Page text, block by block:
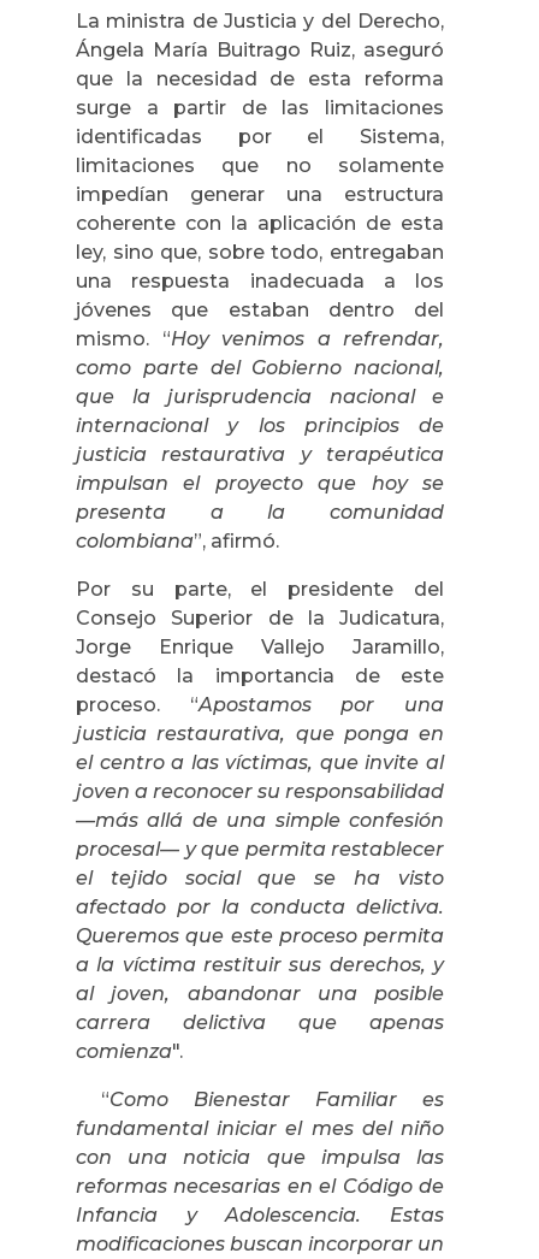
La ministra de Justicia y del Derecho,
Ángela María Buitrago Ruiz, aseguró
que la necesidad de esta reforma
surge a partir de las limitaciones
identificadas por el Sistema,
limitaciones que no solamente
impedían generar una estructura
coherente con la aplicación de esta
ley, sino que, sobre todo, entregaban
una respuesta inadecuada a los
jóvenes que estaban dentro del
mismo. “Hoy venimos a refrendar,
como parte del Gobierno nacional,
que la jurisprudencia nacional e
internacional y los principios de
justicia restaurativa y terapéutica
impulsan el proyecto que hoy se
presenta a la comunidad
colombiana”, afirmó.
Por su parte, el presidente del
Consejo Superior de la Judicatura,
Jorge Enrique Vallejo Jaramillo,
destacó la importancia de este
proceso. “Apostamos por una
justicia restaurativa, que ponga en
el centro a las víctimas, que invite al
joven a reconocer su responsabilidad
—más allá de una simple confesión
procesal— y que permita restablecer
el tejido social que se ha visto
afectado por la conducta delictiva.
Queremos que este proceso permita
a la víctima restituir sus derechos, y
al joven, abandonar una posible
carrera delictiva que apenas
comienza".
“Como Bienestar Familiar es
fundamental iniciar el mes del niño
con una noticia que impulsa las
reformas necesarias en el Código de
Infancia y Adolescencia. Estas
modificaciones buscan incorporar un